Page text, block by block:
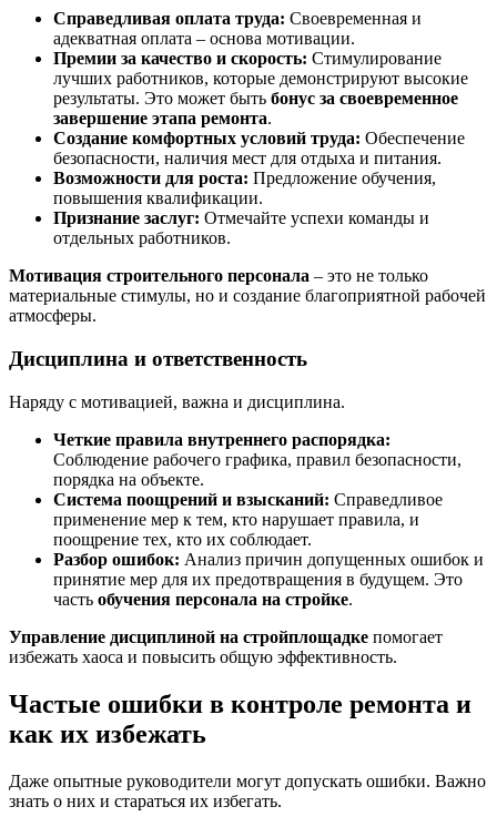
Справедливая оплата труда: Своевременная и
адекватная оплата – основа мотивации.
Премии за качество и скорость: Стимулирование
лучших работников, которые демонстрируют высокие
результаты. Это может быть бонус за своевременное
завершение этапа ремонта.
Создание комфортных условий труда: Обеспечение
безопасности, наличия мест для отдыха и питания.
Возможности для роста: Предложение обучения,
повышения квалификации.
Признание заслуг: Отмечайте успехи команды и
отдельных работников.
Мотивация строительного персонала – это не только
материальные стимулы, но и создание благоприятной рабочей
атмосферы.
Дисциплина и ответственность
Наряду с мотивацией, важна и дисциплина.
Четкие правила внутреннего распорядка:
Соблюдение рабочего графика, правил безопасности,
порядка на объекте.
Система поощрений и взысканий: Справедливое
применение мер к тем, кто нарушает правила, и
поощрение тех, кто их соблюдает.
Разбор ошибок: Анализ причин допущенных ошибок и
принятие мер для их предотвращения в будущем. Это
часть обучения персонала на стройке.
Управление дисциплиной на стройплощадке помогает
избежать хаоса и повысить общую эффективность.
Частые ошибки в контроле ремонта и
как их избежать
Даже опытные руководители могут допускать ошибки. Важно
знать о них и стараться их избегать.